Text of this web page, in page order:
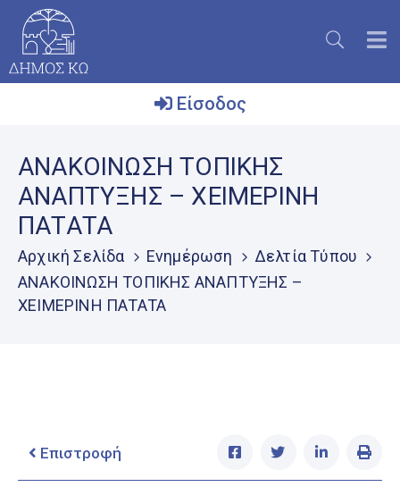
Δήμος
Το
Νησί
Ενημέρωση
Επικοινωνία
Είσοδος
ΑΝΑΚΟΙΝΩΣΗ ΤΟΠΙΚΗΣ
ΑΝΑΠΤΥΞΗΣ – ΧΕΙΜΕΡΙΝΗ
ΠΑΤΑΤΑ
Αρχική Σελίδα Ενημέρωση
Δελτία Τύπου
ΑΝΑΚΟΙΝΩΣΗ ΤΟΠΙΚΗΣ ΑΝΑΠΤΥΞΗΣ –
ΧΕΙΜΕΡΙΝΗ ΠΑΤΑΤΑ
Επιστροφή